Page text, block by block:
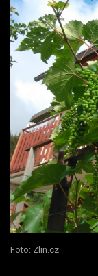
Foto: Zlin.cz